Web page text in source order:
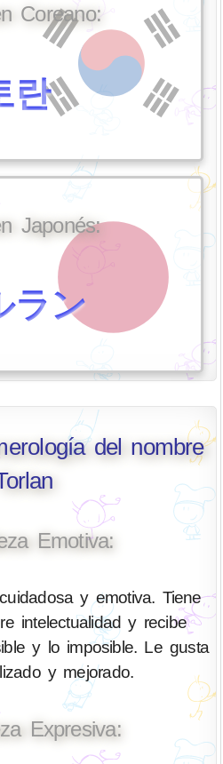
Coreano:
란
Japonés:
ラン
del nombre
Emotiva:
y emotiva. Tiene
intelectualidad y recibe
y lo imposible. Le gusta
y mejorado.
Expresiva: